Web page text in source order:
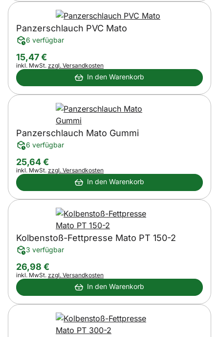
Panzerschlauch PVC Mato
6 verfügbar
15,47€
Steuerhinweis:
inkl. MwSt. zzgl. Versandkosten
In den Warenkorb
Panzerschlauch Mato Gummi
6 verfügbar
25,64€
Steuerhinweis:
inkl. MwSt. zzgl. Versandkosten
In den Warenkorb
Kolbenstoß-Fettpresse Mato PT 150-2
3 verfügbar
26,98 €
Steuerhinweis:
inkl. MwSt. zzgl. Versandkosten
In den Warenkorb